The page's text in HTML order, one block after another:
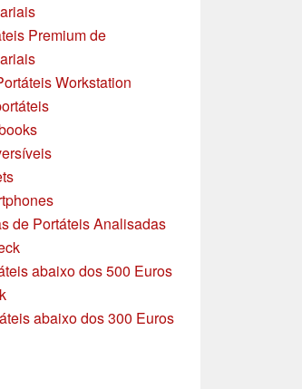
Premium de
Workstation
de Portáteis Analisadas
abaixo dos 500 Euros
abaixo dos 300 Euros